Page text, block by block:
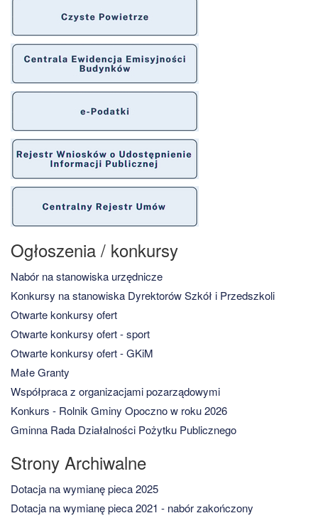
Ogłoszenia / konkursy
Nabór na stanowiska urzędnicze
Konkursy na stanowiska Dyrektorów Szkół i Przedszkoli
Otwarte konkursy ofert
Otwarte konkursy ofert - sport
Otwarte konkursy ofert - GKiM
Małe Granty
Współpraca z organizacjami pozarządowymi
Konkurs - Rolnik Gminy Opoczno w roku 2026
Gminna Rada Działalności Pożytku Publicznego
Strony Archiwalne
Dotacja na wymianę pieca 2025
Dotacja na wymianę pieca 2021 - nabór zakończony